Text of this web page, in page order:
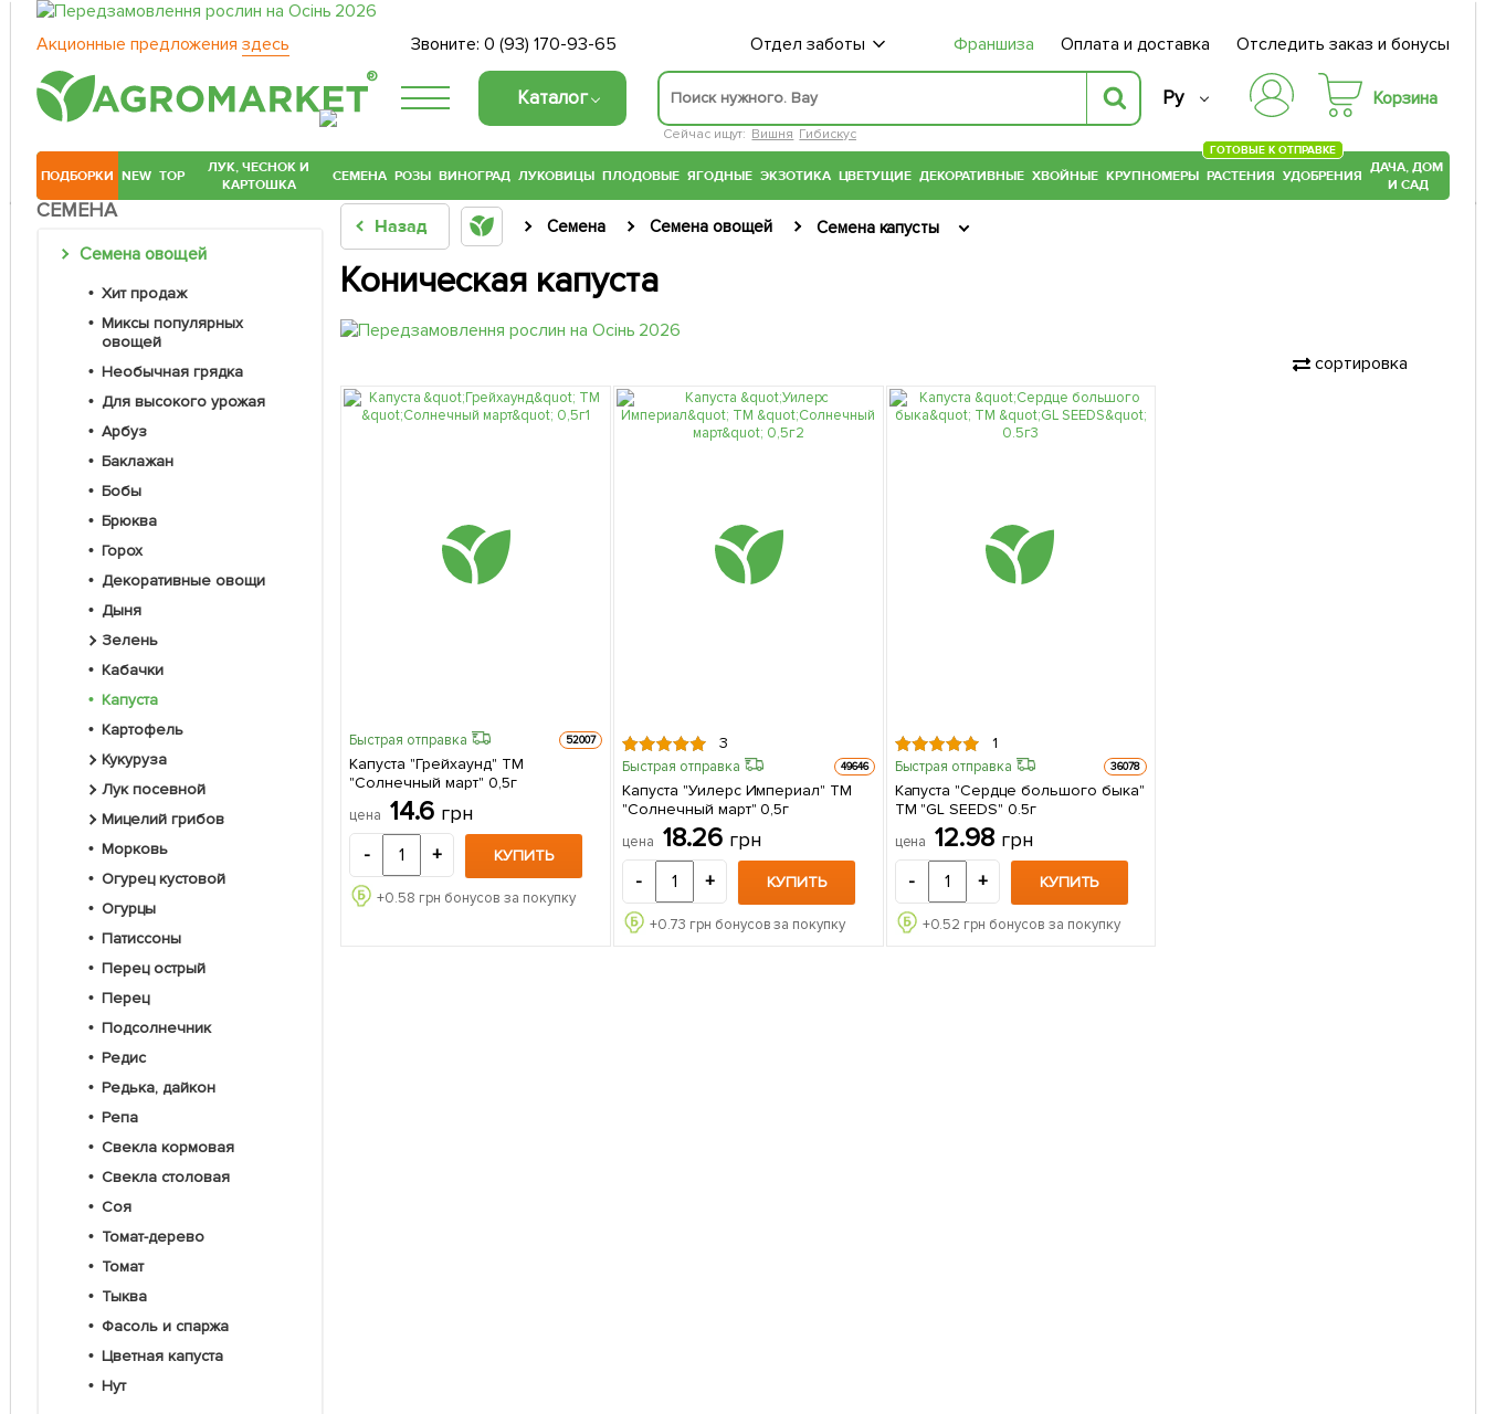
Акционные предложения здесь Звоните:0 (93) 170-93-65 Отдел заботы Франшиза Оплата и доставка Отследить заказ и бонусы
®
Каталог
Сейчас ищут: Вишня Гибискус
Ру Корзина
ПОДБОРКИ NEW TOP
ЛУК, ЧЕСНОК И
КАРТОШКА
СЕМЕНА РОЗЫ ВИНОГРАД ЛУКОВИЦЫ ПЛОДОВЫЕ ЯГОДНЫЕ ЭКЗОТИКА ЦВЕТУЩИЕ ДЕКОРАТИВНЫЕ ХВОЙНЫЕ КРУПНОМЕРЫ РАСТЕНИЯ
ГОТОВЫЕ К ОТПРАВКЕ
УДОБРЕНИЯ ДАЧА, ДОМ
И САД
СЕМЕНА
Семена овощей
Хит продаж
Миксы популярных
овощей
Необычная грядка
Для высокого урожая
Арбуз
Баклажан
Бобы
Брюква
Горох
Декоративные овощи
Дыня
Зелень
Кабачки
Капуста
Картофель
Кукуруза
Лук посевной
Мицелий грибов
Морковь
Огурец кустовой
Огурцы
Патиссоны
Перец острый
Перец
Подсолнечник
Редис
Редька, дайкон
Репа
Свекла кормовая
Свекла столовая
Соя
Томат-дерево
Томат
Тыква
Фасоль и спаржа
Цветная капуста
Нут
Назад Семена Семена овощей Семена капусты
Коническая капуста
сортировка
Быстрая отправка 52007
Капуста "Грейхаунд" ТМ
"Солнечный март" 0,5г
цена 14.6 грн
- + КУПИТЬ
+0.58 грн бонусов за покупку
3
Быстрая отправка 49646
Капуста "Уилерс Империал" ТМ
"Солнечный март" 0,5г
цена 18.26 грн
- + КУПИТЬ
+0.73 грн бонусов за покупку
1
Быстрая отправка 36078
Капуста "Сердце большого быка"
ТМ "GL SEEDS" 0.5г
цена 12.98 грн
- + КУПИТЬ
+0.52 грн бонусов за покупку